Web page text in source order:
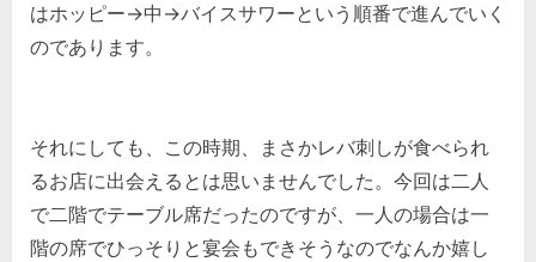
はホッピー->中->バイスサワーという順番で進んでいく
のであります。
それにしても、この時期、まさかレバ刺しが食べられ
るお店に出会えるとは思いませんでした。今回は二人
で二階でテーブル席だったのですが、一人の場合は一
階の席でひっそりと宴会もできそうなのでなんか嬉し